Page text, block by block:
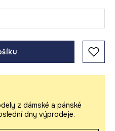
z dámské a pánské
dny výprodeje.